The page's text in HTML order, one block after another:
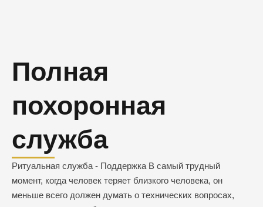
Полная
похоронная
служба
Ритуальная служба - Поддержка В самый трудный
момент, когда человек теряет близкого человека, он
меньше всего должен думать о технических вопросах,